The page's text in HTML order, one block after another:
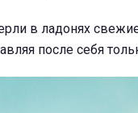
в ладонях
после себя